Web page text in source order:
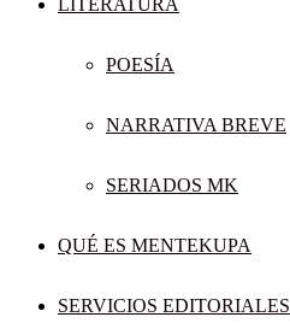
POESÍA
NARRATIVA BREVE
SERIADOS MK
QUÉ ES MENTEKUPA
SERVICIOS EDITORIALES